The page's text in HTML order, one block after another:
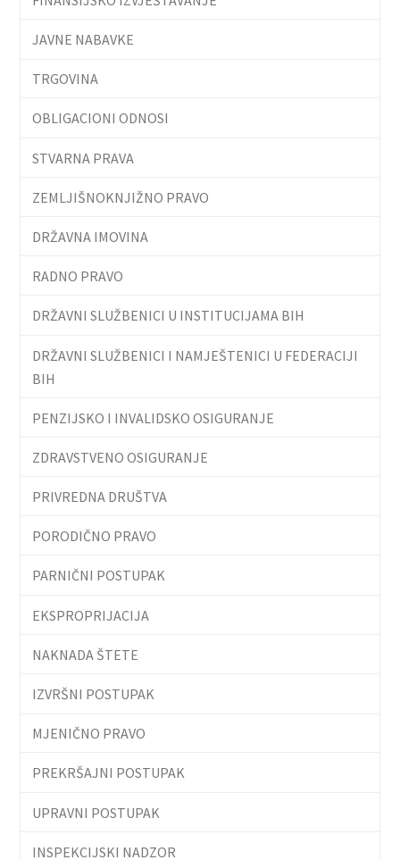
JAVNE NABAVKE
TRGOVINA
OBLIGACIONI ODNOSI
STVARNA PRAVA
ZEMLJIŠNOKNJIŽNO PRAVO
DRŽAVNA IMOVINA
RADNO PRAVO
DRŽAVNI SLUŽBENICI U INSTITUCIJAMA BIH
DRŽAVNI SLUŽBENICI I NAMJEŠTENICI U FEDERACIJI
BIH
PENZIJSKO I INVALIDSKO OSIGURANJE
ZDRAVSTVENO OSIGURANJE
PRIVREDNA DRUŠTVA
PORODIČNO PRAVO
PARNIČNI POSTUPAK
EKSPROPRIJACIJA
NAKNADA ŠTETE
IZVRŠNI POSTUPAK
MJENIČNO PRAVO
PREKRŠAJNI POSTUPAK
UPRAVNI POSTUPAK
INSPEKCIJSKI NADZOR